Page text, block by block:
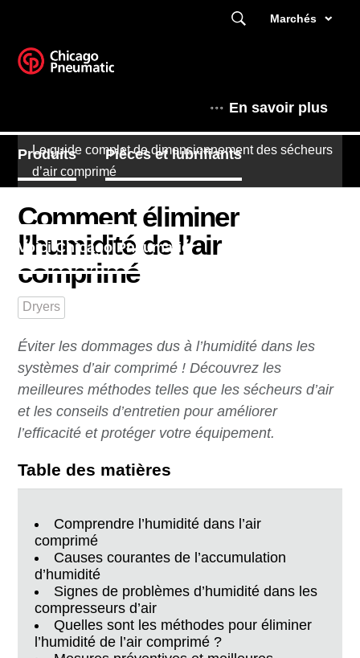
Marchés
En savoir plus
Produits Pièces et lubrifiants
Voici Chicago Pneumatic
Le guide complet de dimensionnement des sécheurs
d’air comprimé
Comment éliminer
l’humidité de l’air
comprimé
Dryers
Éviter les dommages dus à l’humidité dans les
systèmes d’air comprimé ! Découvrez les
meilleures méthodes telles que les sécheurs d’air
et les conseils d’entretien pour améliorer
l’efficacité et protéger votre équipement.
Table des matières
Comprendre l’humidité dans l’air
comprimé
Causes courantes de l’accumulation
d’humidité
Signes de problèmes d’humidité dans les
compresseurs d’air
Quelles sont les méthodes pour éliminer
l’humidité de l’air comprimé ?